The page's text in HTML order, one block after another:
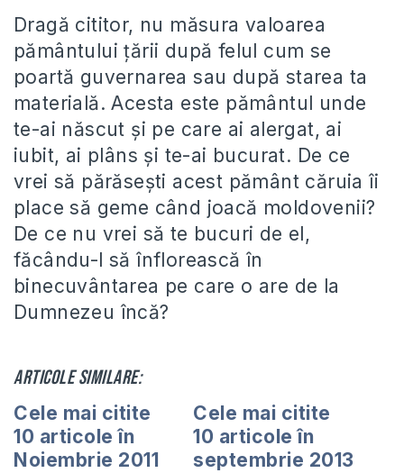
Dragă cititor, nu măsura valoarea
pământului ţării după felul cum se
poartă guvernarea sau după starea ta
materială. Acesta este pământul unde
te-ai născut şi pe care ai alergat, ai
iubit, ai plâns şi te-ai bucurat. De ce
vrei să părăseşti acest pământ căruia îi
place să geme când joacă moldovenii?
De ce nu vrei să te bucuri de el,
făcându-l să înflorească în
binecuvântarea pe care o are de la
Dumnezeu încă?
Articole similare:
Cele mai citite
10 articole în
Noiembrie 2011
Cele mai citite
10 articole în
septembrie 2013